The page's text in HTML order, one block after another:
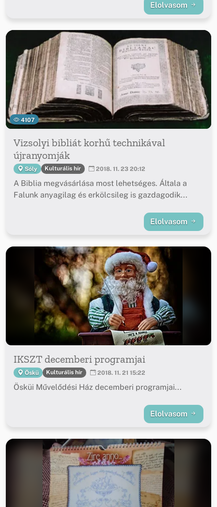
Elolvasom
4107
Vizsolyi bibliát korhű technikával
újranyomják
Sóly Kulturális hír 2018. 11. 23 20:12
A Biblia megvásárlása most lehetséges. Általa a
Falunk anyagilag és erkölcsileg is gazdagodik...
Elolvasom
IKSZT decemberi programjai
Öskü Kulturális hír 2018. 11. 21 15:22
Ösküi Művelődési Ház decemberi programjai...
Elolvasom